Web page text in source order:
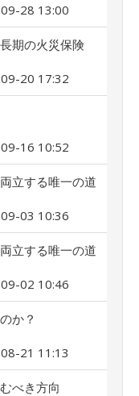
28 13:00
期の火災保険
20 17:32
16 10:52
立する唯一の道
03 10:36
立する唯一の道
02 10:46
か？
21 11:13
べき方向